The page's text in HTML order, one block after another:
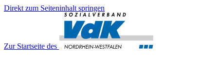
Direkt zum Seiteninhalt springen
Zur Startseite des